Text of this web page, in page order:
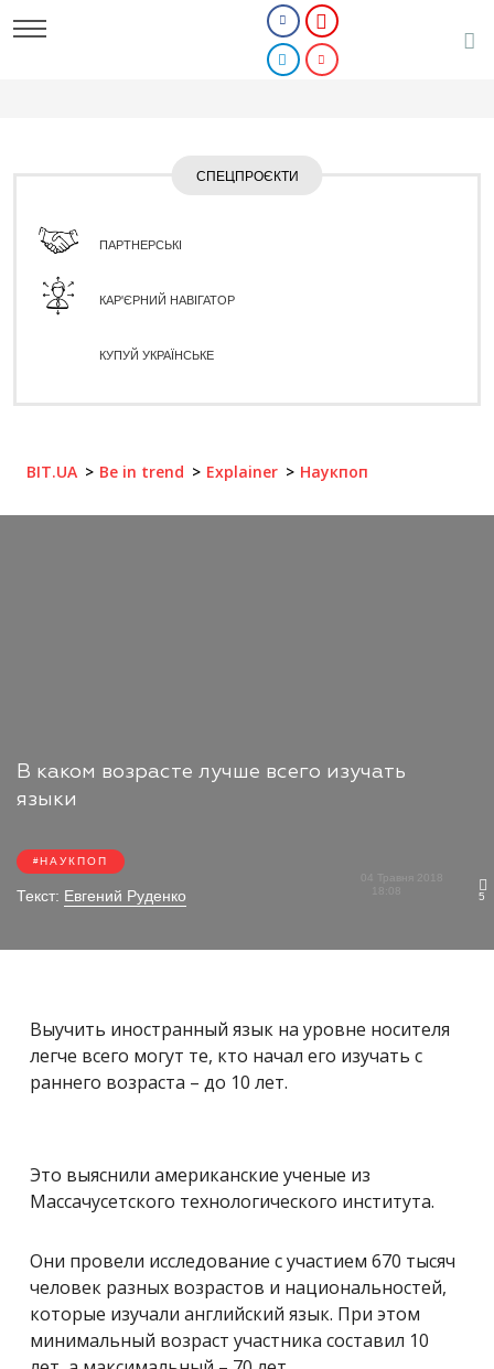
СПЕЦПРОЄКТИ
ПАРТНЕРСЬКІ
КАР'ЄРНИЙ НАВІГАТОР
КУПУЙ УКРАЇНСЬКЕ
BIT.UA Be in trend Explainer Наукпоп
В каком возрасте лучше всего изучать
языки
НАУКПОП
Текст: Евгений Руденко 5
Выучить иностранный язык на уровне носителя
легче всего могут те, кто начал его изучать с
раннего возраста – до 10 лет.
Это выяснили американские ученые из
Массачусетского технологического института.
Они провели исследование с участием 670 тысяч
человек разных возрастов и национальностей,
которые изучали английский язык. При этом
минимальный возраст участника составил 10